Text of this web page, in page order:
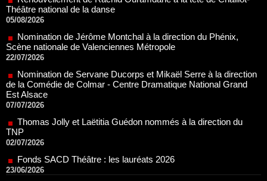
Nomination de Jérôme Montchal à la direction du Phénix,
Scène nationale de Valenciennes Métropole
22/07/2026
Nomination de Servane Ducorps et Mikaël Serre à la direction
de la Comédie de Colmar - Centre Dramatique National Grand
07/07/2026
Thomas Jolly et Laëtitia Guédon nommés à la direction du
TNP
02/07/2026
Fonds SACD Théâtre : les lauréats 2026
23/06/2026
Dispositif ARTCENA Écrire pour le cirque, les lauréats 2026 !
20/06/2026